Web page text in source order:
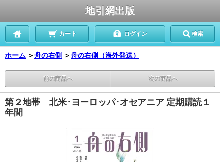
地引網出版
カート ログイン 検索
ホーム ＞舟の右側 ＞舟の右側（海外発送）
前の商品へ 次の商品へ
第２地帯 北米･ヨーロッパ･オセアニア 定期購読１
年間